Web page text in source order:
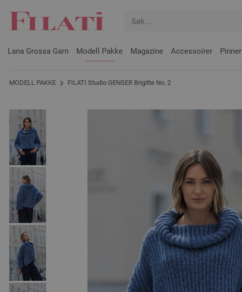
Lana Grossa Garn Modell Pakke Magazine Accessoirer Pinner
MODELL PAKKE FILATI Studio GENSER Brigitte No. 2